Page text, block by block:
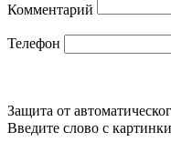
Комментарий
Телефон
Защита от
Введите слово с картинки